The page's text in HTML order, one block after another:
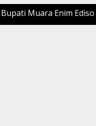
Enim Edison